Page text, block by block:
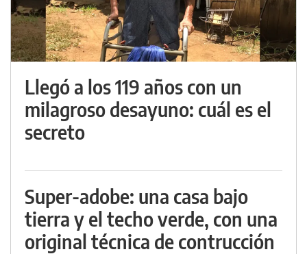
Llegó a los 119 años con un
milagroso desayuno: cuál es el
secreto
Super-adobe: una casa bajo
tierra y el techo verde, con una
original técnica de contrucción